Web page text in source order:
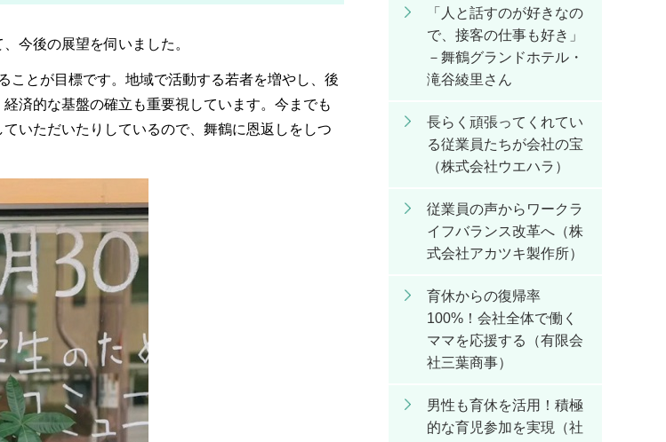
今後の展望を伺いました。
ことが目標です。地域で活動する若者を増やし、後
済的な基盤の確立も重要視しています。今までも
いただいたりしているので、舞鶴に恩返しをしつ
「人と話すのが好きなの
で、接客の仕事も好き」
－舞鶴グランドホテル・
滝谷綾里さん
長らく頑張ってくれてい
る従業員たちが会社の宝
（株式会社ウエハラ）
従業員の声からワークラ
イフバランス改革へ（株
式会社アカツキ製作所）
育休からの復帰率
100%！会社全体で働く
ママを応援する（有限会
社三葉商事）
男性も育休を活用！積極
的な育児参加を実現（社